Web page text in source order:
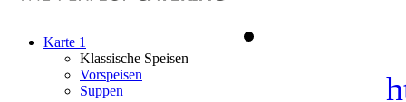
Karte 1
Klassische Speisen
Vorspeisen
Suppen